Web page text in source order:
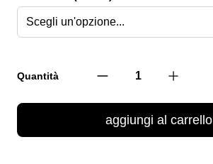
Quantità
aggiungi al carrello